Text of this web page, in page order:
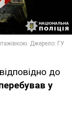
до
у